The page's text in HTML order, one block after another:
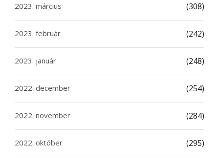
2023. március (308)
2023. február (242)
2023. január (248)
2022. december (254)
2022. november (284)
2022. október (295)